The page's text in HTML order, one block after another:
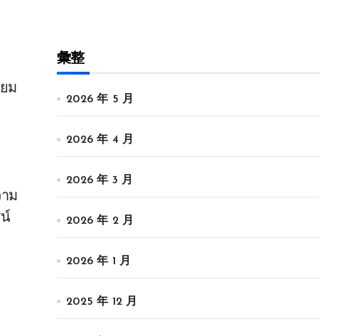
ม
ม
น์
彙整
2026 年 5 月
2026 年 4 月
2026 年 3 月
2026 年 2 月
2026 年 1 月
2025 年 12 月